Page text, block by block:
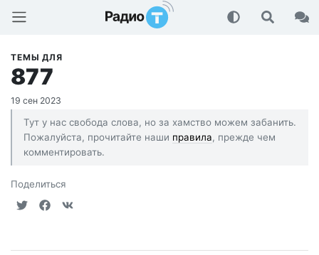
Радио-Т Подкаст
ТЕМЫ ДЛЯ
877
19 сен 2023
Тут у нас свобода слова, но за хамство можем забанить.
Пожалуйста, прочитайте наши правила, прежде чем
комментировать.
Поделиться